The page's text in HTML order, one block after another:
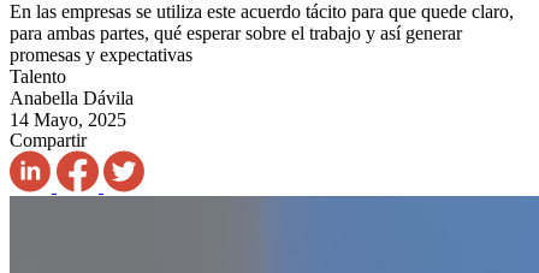
En las empresas se utiliza este acuerdo tácito para que quede claro,
para ambas partes, qué esperar sobre el trabajo y así generar
promesas y expectativas
Talento
Anabella Dávila
14 Mayo, 2025
Compartir